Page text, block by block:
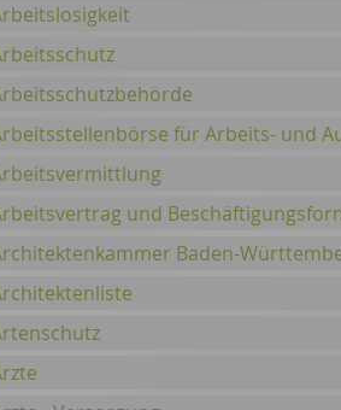
für Arbeits- und
und
Baden-